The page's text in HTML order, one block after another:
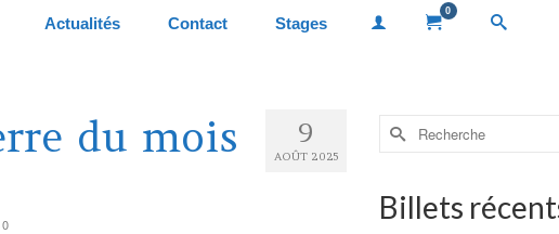
Actualités Contact Stages
0
9
AOÛT 2025
du mois
0 Billets